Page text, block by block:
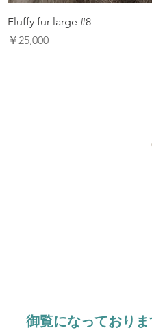
Fluffy fur large #8
価格
￥25,000
御覧になっており